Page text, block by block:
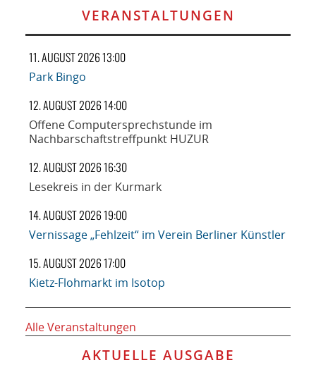
VERANSTALTUNGEN
11. AUGUST 2026 13:00
Park Bingo
12. AUGUST 2026 14:00
Offene Computersprechstunde im
Nachbarschaftstreffpunkt HUZUR
12. AUGUST 2026 16:30
Lesekreis in der Kurmark
14. AUGUST 2026 19:00
Vernissage „Fehlzeit“ im Verein Berliner Künstler
15. AUGUST 2026 17:00
Kietz-Flohmarkt im Isotop
Alle Veranstaltungen
AKTUELLE AUSGABE